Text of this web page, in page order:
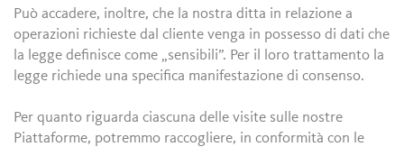
Può accadere, inoltre, che la nostra ditta in relazione a
operazioni richieste dal cliente venga in possesso di dati che
la legge definisce come „sensibili”. Per il loro trattamento la
legge richiede una specifica manifestazione di consenso.
Per quanto riguarda ciascuna delle visite sulle nostre
Piattaforme, potremmo raccogliere, in conformità con le